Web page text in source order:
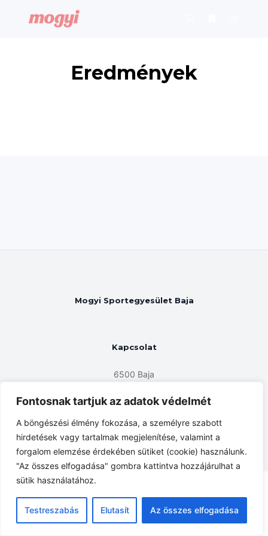
Fontosnak tartjuk az adatok védelmét
A böngészési élmény fokozása, a személyre szabott
hirdetések vagy tartalmak megjelenítése, valamint a
forgalom elemzése érdekében sütiket (cookie) használunk.
"Az összes elfogadása" gombra kattintva hozzájárulhat a
sütik használatához.
Testreszabás Elutasít Az összes elfogadása
Eredmények
Mogyi Sportegyesület Baja
Kapcsolat
6500 Baja
www.mogyisebaja.hu